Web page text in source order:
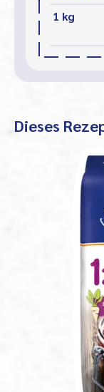
1 kg
Dieses